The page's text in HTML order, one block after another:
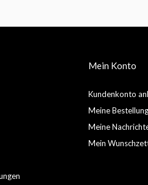
Mein Konto
Kundenkonto
Meine
Meine
Mein